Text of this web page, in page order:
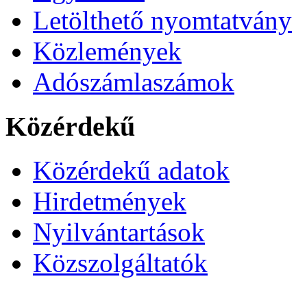
Letölthető nyomtatvány
Közlemények
Adószámlaszámok
Közérdekű
Közérdekű adatok
Hirdetmények
Nyilvántartások
Közszolgáltatók